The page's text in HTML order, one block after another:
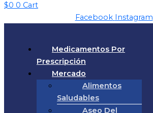
$0 0 Cart
Facebook Instagram
Medicamentos Por
Prescripción
Mercado
Alimentos
Saludables
Aseo Del